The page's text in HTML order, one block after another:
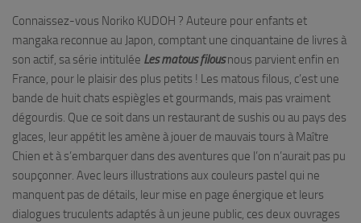
Connaissez-vous Noriko KUDOH ? Auteure pour enfants et
mangaka reconnue au Japon, comptant une cinquantaine de livres à
son actif, sa série intitulée Les matous filousnous parvient enfin en
France, pour le plaisir des plus petits ! Les matous filous, c’est une
bande de huit chats espiègles et gourmands, mais pas vraiment
dégourdis. Que ce soit dans un restaurant de sushis ou au pays des
glaces, leur appétit les amène à jouer de mauvais tours à Maître
Chien et à s’embarquer dans des aventures que l’on n’aurait pas pu
soupçonner. Avec leurs illustrations aux couleurs pastel qui ne
manquent pas de détails, leur mise en page énergique et leurs
dialogues truculents adaptés à un jeune public, ces deux ouvrages